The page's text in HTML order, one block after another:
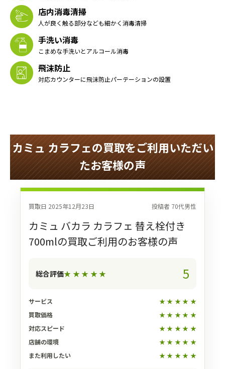
店内消毒清掃
人が良く触る部分なども細かく消毒清掃
手洗い消毒
こまめな手洗いとアルコール消毒
飛沫防止
対応カウンターに飛沫防止パーテーションの設置
カミュ カラフェの買取をご利用いただい
たお客様の声
買取日 2025年12月23日 投稿者 70代男性
カミュ バカラ カラフェ 替え栓付き
700mlの買取ご利用のお客様の声
総合評価★ ★★ ★★ 5
サービス ★★ ★★ ★
買取価格
★★ ★★ ★
対応スピード
★★ ★★ ★
店舗の環境
★★ ★★ ★
また利用したい
★★ ★★ ★